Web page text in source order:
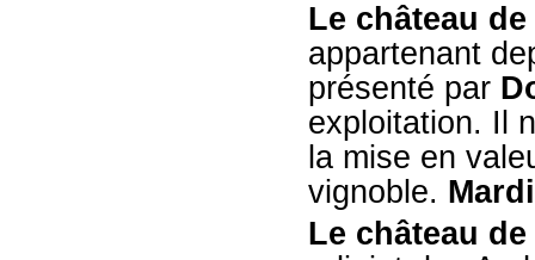
Le château
appartenant
présenté par
exploitation. Il
la mise en
vignoble.
Le château